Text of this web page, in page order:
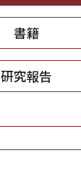
書籍
研究報告